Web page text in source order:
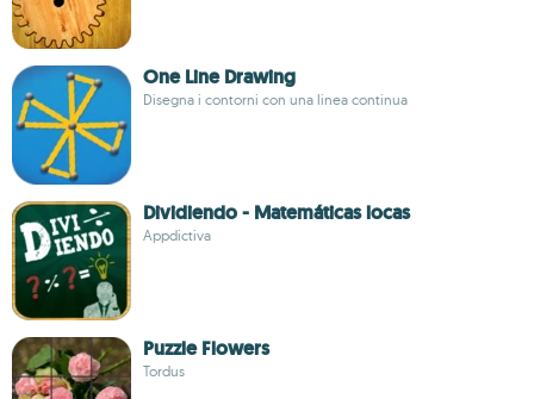
One Line Drawing
Disegna i contorni con una linea continua
Dividiendo - Matemáticas locas
Appdictiva
Puzzle Flowers
Tordus